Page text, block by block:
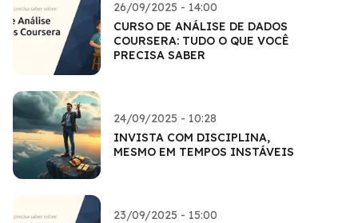
26/09/2025 - 14:00
CURSO DE ANÁLISE DE DADOS
COURSERA: TUDO O QUE VOCÊ
PRECISA SABER
24/09/2025 - 10:28
INVISTA COM DISCIPLINA,
MESMO EM TEMPOS INSTÁVEIS
23/09/2025 - 15:00